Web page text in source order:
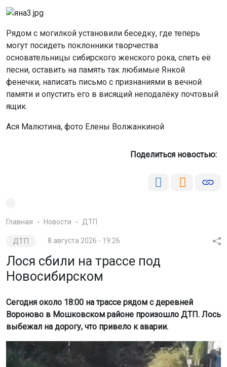
Рядом с могилкой установили беседку, где теперь
могут посидеть поклонники творчества
основательницы сибирского женского рока, спеть её
песни, оставить на память так любимые Янкой
фенечки, написать письмо с признаниями в вечной
памяти и опустить его в висящий неподалёку почтовый
ящик.
Ася Малютина, фото Елены Волжанкиной
Поделиться новостью:
Главная Новости ДТП
ДТП 8 августа 2026 - 19:26
Лося сбили на трассе под
Новосибирском
Сегодня около 18:00 на трассе рядом с деревней
Вороново в Мошковском районе произошло ДТП. Лось
выбежал на дорогу, что привело к аварии.